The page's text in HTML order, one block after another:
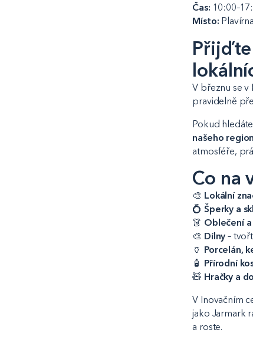
Čas:
Místo:
V březnu se v
pravidelně
Pokud hledáte
našeho
atmosféře,
Co na
🎨 Lokální
💍Šperky a
👗 Oblečení
🎨 Dílny –
🏺 Porcelán,
🧴 Přírodní
🧸 Hračky a
V Inovačním
jako Jarmark
a roste.